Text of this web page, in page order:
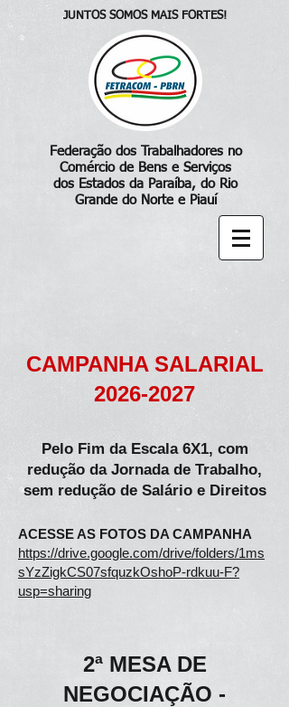
JUNTOS SOMOS MAIS FORTES!
Federação dos Trabalhadores no
Comércio de Bens e Serviços
dos Estados da Paraíba, do Rio
Grande do Norte e Piauí
CAMPANHA SALARIAL
2026-2027
Pelo Fim da Escala 6X1, com
redução da Jornada de Trabalho,
sem redução de Salário e Direitos
ACESSE AS FOTOS DA CAMPANHA
https://drive.google.com/drive/folders/1ms
sYzZigkCS07sfquzkOshoP-rdkuu-F?
usp=sharing
2ª MESA DE
NEGOCIAÇÃO -